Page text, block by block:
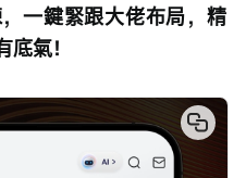
一鍵緊跟大佬布局，精
氣！